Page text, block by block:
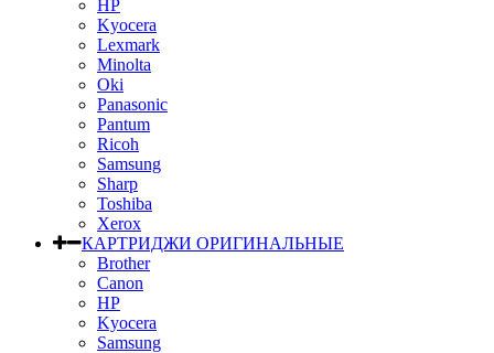
HP
Kyocera
Lexmark
Minolta
Oki
Panasonic
Pantum
Ricoh
Samsung
Sharp
Toshiba
Xerox
КАРТРИДЖИ ОРИГИНАЛЬНЫЕ
Brother
Canon
HP
Kyocera
Samsung